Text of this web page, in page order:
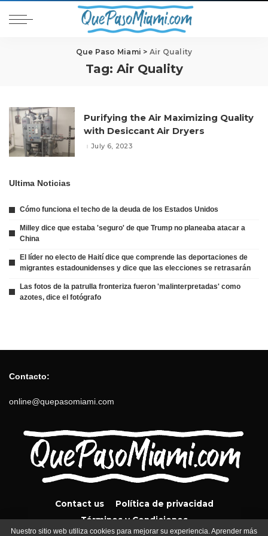
Que Paso Miami > Air Quality
Tag: Air Quality
Purifying the Air Maximizing Quality
with Desiccant Air Dryers
July 6, 2023
Ultima Noticias
Cómo funciona el techo de la deuda de los Estados Unidos
Milley dice que estaba 'seguro' de que Trump no planeaba atacar a
China
El líder no electo de Haití dice que comprende las deportaciones de
migrantes estadounidenses y dice que las elecciones se retrasarán
Las fotos de la patrulla fronteriza fueron 'malinterpretadas' como
azotes, dice el fotógrafo
Contacto:
online@quepasomiami.com
Contact us
Política de privacidad
Términos y Condiciones
Nuestro sitio web utiliza cookies para mejorar su experiencia. Aprender más